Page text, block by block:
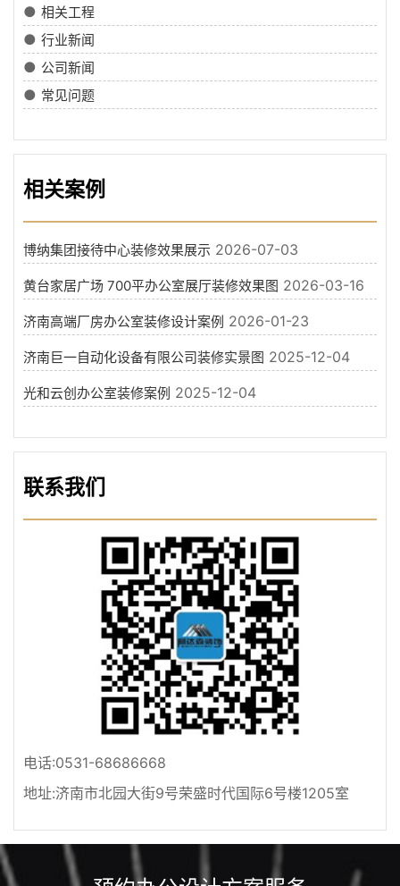
● 相关工程
● 行业新闻
● 公司新闻
● 常见问题
相关案例
博纳集团接待中心装修效果展示 2026-07-03
黄台家居广场 700平办公室展厅装修效果图 2026-03-16
济南高端厂房办公室装修设计案例 2026-01-23
济南巨一自动化设备有限公司装修实景图 2025-12-04
光和云创办公室装修案例 2025-12-04
联系我们
电话:0531-68686668
地址:济南市北园大街9号荣盛时代国际6号楼1205室